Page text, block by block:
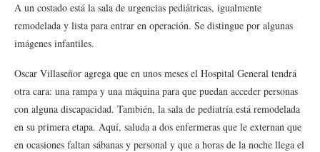
A un costado está la sala de urgencias pediátricas, igualmente
remodelada y lista para entrar en operación. Se distingue por algunas
imágenes infantiles.
Oscar Villaseñor agrega que en unos meses el Hospital General tendrá
otra cara: una rampa y una máquina para que puedan acceder personas
con alguna discapacidad. También, la sala de pediatría está remodelada
en su primera etapa. Aquí, saluda a dos enfermeras que le externan que
en ocasiones faltan sábanas y personal y que a horas de la noche llega el